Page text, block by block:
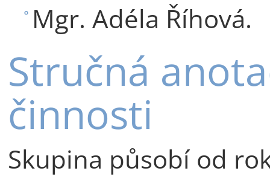
Mgr. Adéla Říhová.
Stručná
činnosti
Skupina působí od